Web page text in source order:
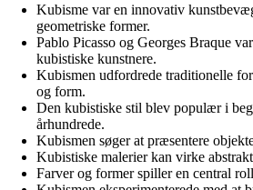
Kubisme var en innovativ
geometriske former.
Pablo Picasso og Georges Braque
kubistiske kunstnere.
Kubismen udfordrede traditionelle
og form.
Den kubistiske stil blev populær i
århundrede.
Kubismen søger at præsentere
Kubistiske malerier kan virke
Farver og former spiller en central